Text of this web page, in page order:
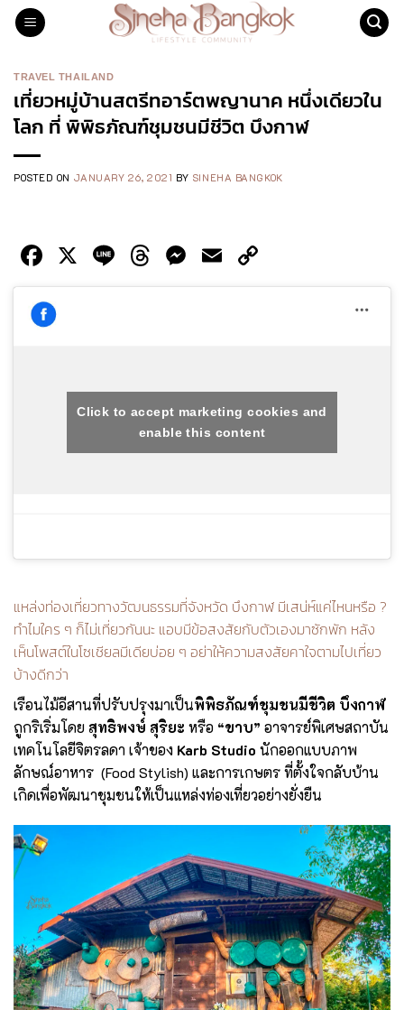
Skip
TRAVEL THAILAND
เที่ยวหมู่บ้านสตรีทอาร์ตพญานาค หนึ่งเดียวใน
โลก ที่ พิพิธภัณฑ์ชุมชนมีชีวิต บึงกาฬ
POSTED ON JANUARY 26, 2021 BY SINEHA BANGKOK
Facebook
X LineThreads
Messenger
Email
Link
Click to accept marketing cookies and
enable this content
แหล่งท่องเที่ยวทางวัฒนธรรมที่จังหวัด บึงกาฬ มีเสน่ห์แค่ไหนหรือ ?
ทำไมใคร ๆ ก็ไม่เที่ยวกันนะ แอบมีข้อสงสัยกับตัวเองมาซักพัก หลัง
เห็นโพสต์ในโซเชียลมีเดียบ่อย ๆ อย่าให้ความสงสัยคาใจตามไปเที่ยว
บ้างดีกว่า
เรือนไม้อีสานที่ปรับปรุงมาเป็นพิพิธภัณฑ์ชุมชนมีชีวิต บึงกาฬ
ถูกริเริ่มโดย สุทธิพงษ์ สุริยะ หรือ “ขาบ” อาจารย์พิเศษสถาบัน
เทคโนโลยีจิตรลดา เจ้าของ Karb Studio นักออกแบบภาพ
ลักษณ์อาหาร (Food Stylish) และการเกษตร ที่ตั้งใจกลับบ้าน
เกิดเพื่อพัฒนาชุมชนให้เป็นแหล่งท่องเที่ยวอย่างยั่งยืน